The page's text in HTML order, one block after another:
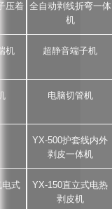
压着 全自动剥线折弯一体
机
机 超静音端子机
电脑切管机
YX-500护套线内外
剥皮一体机
电式
YX-150直立式电热
剥皮机